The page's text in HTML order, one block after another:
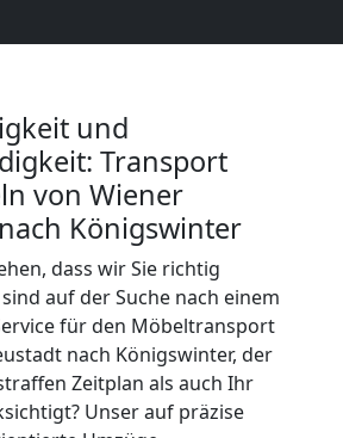
und
Transport
von Wiener
Königswinter
dass wir Sie richtig
auf der Suche nach einem
für den Möbeltransport
nach Königswinter, der
Zeitplan als auch Ihr
Unser auf präzise